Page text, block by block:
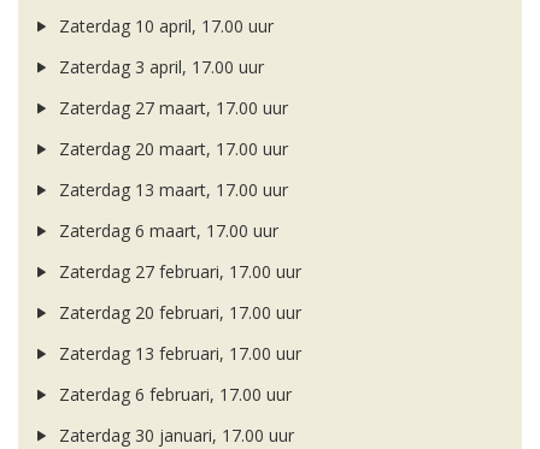
Zaterdag 10 april, 17.00 uur
Zaterdag 3 april, 17.00 uur
Zaterdag 27 maart, 17.00 uur
Zaterdag 20 maart, 17.00 uur
Zaterdag 13 maart, 17.00 uur
Zaterdag 6 maart, 17.00 uur
Zaterdag 27 februari, 17.00 uur
Zaterdag 20 februari, 17.00 uur
Zaterdag 13 februari, 17.00 uur
Zaterdag 6 februari, 17.00 uur
Zaterdag 30 januari, 17.00 uur